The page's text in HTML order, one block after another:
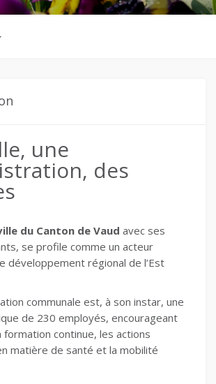
une
des
du Canton de Vaud avec ses
se profile comme un acteur
développement régional de l’Est
communale est, à son instar, une
de 230 employés, encourageant
continue, les actions
matière de santé et la mobilité